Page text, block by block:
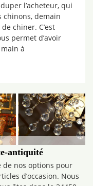
l’acheteur, qui
chinons, demain
chiner. C’est
permet d’avoir
à
antiquité
nos options pour
d’occasion. Nous